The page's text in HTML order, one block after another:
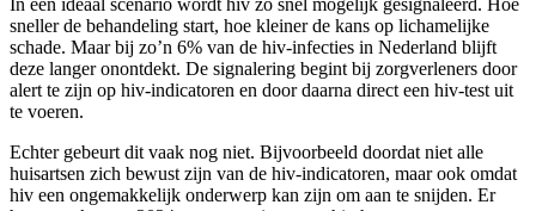
In een ideaal scenario wordt hiv zo snel mogelijk gesignaleerd. Hoe
sneller de behandeling start, hoe kleiner de kans op lichamelijke
schade. Maar bij zo’n 6% van de hiv-infecties in Nederland blijft
deze langer onontdekt. De signalering begint bij zorgverleners door
alert te zijn op hiv-indicatoren en door daarna direct een hiv-test uit
te voeren.
Echter gebeurt dit vaak nog niet. Bijvoorbeeld doordat niet alle
huisartsen zich bewust zijn van de hiv-indicatoren, maar ook omdat
hiv een ongemakkelijk onderwerp kan zijn om aan te snijden. Er